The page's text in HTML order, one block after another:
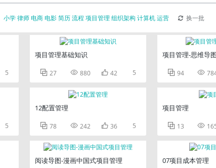
小学律师电商电影简历流程 项目管理 组织架构 计算机运营 换一批
5
5
项目管理基础知识
 27  880  42 5
12配置管理
 78  242  36 5
阅读导图-漫画中国式项目管理
项目管理-思维导图
 94 
项目管理
 13 
07项目成本管理